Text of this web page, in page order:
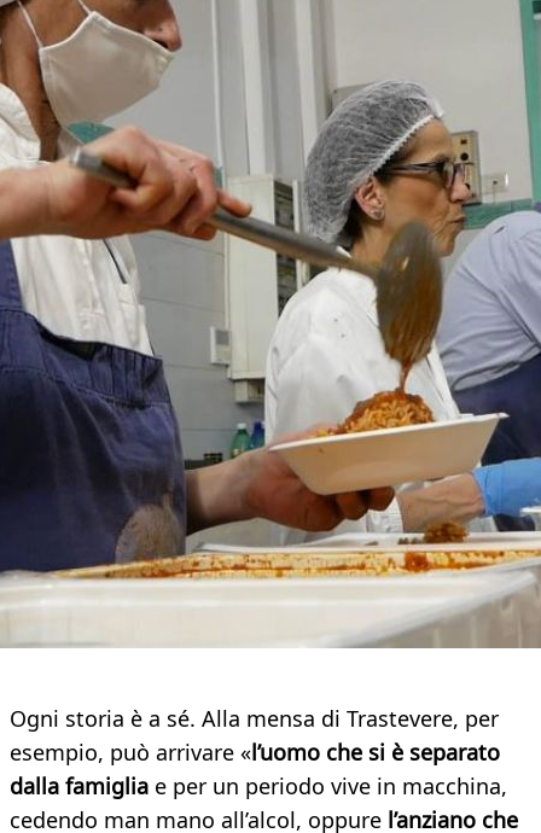
Ogni storia è a sé. Alla mensa di Trastevere, per
esempio, può arrivare «l’uomo che si è separato
dalla famiglia e per un periodo vive in macchina,
cedendo man mano all’alcol, oppure l’anziano che